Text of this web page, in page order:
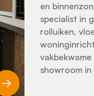
en
specialist in
rolluiken,
showroom